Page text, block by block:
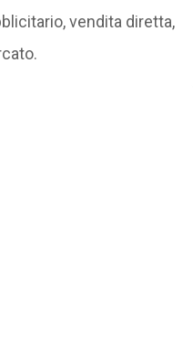
vendita diretta,